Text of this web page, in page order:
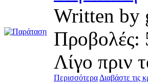
Written
Λίγο πριν
ΠερισσότεραΔιαβάστε τις